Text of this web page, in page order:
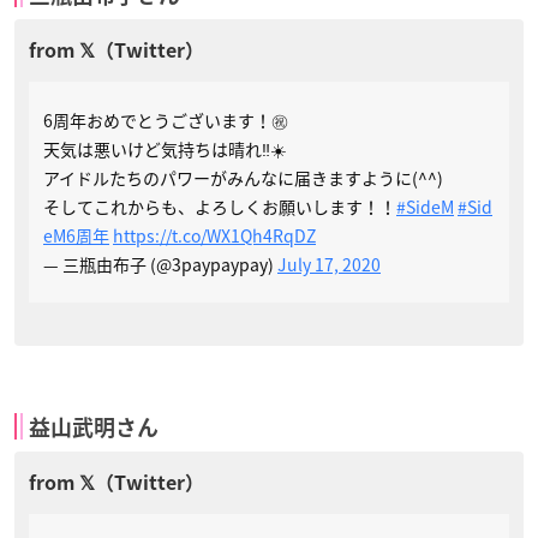
6周年おめでとうございます！㊗️
天気は悪いけど気持ちは晴れ‼️☀️
アイドルたちのパワーがみんなに届きますように(^^)
そしてこれからも、よろしくお願いします！！ #SideM #Sid
eM6周年 https://t.co/WX1Qh4RqDZ
— 三瓶由布子 (@3paypaypay) July 17, 2020
益山武明さん